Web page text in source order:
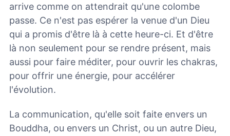
arrive comme on attendrait qu'une colombe
passe. Ce n'est pas espérer la venue d'un Dieu
qui a promis d'être là à cette heure-ci. Et d'être
là non seulement pour se rendre présent, mais
aussi pour faire méditer, pour ouvrir les chakras,
pour offrir une énergie, pour accélérer
l'évolution.
La communication, qu'elle soit faite envers un
Bouddha, ou envers un Christ, ou un autre Dieu,